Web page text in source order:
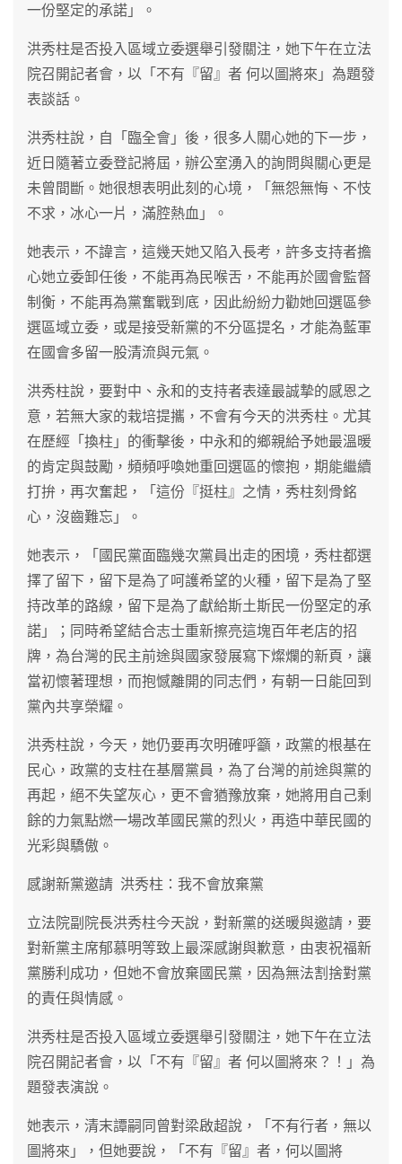
一份堅定的承諾」。
洪秀柱是否投入區域立委選舉引發關注，她下午在立法
院召開記者會，以「不有『留』者 何以圖將來」為題發
表談話。
洪秀柱說，自「臨全會」後，很多人關心她的下一步，
近日隨著立委登記將屆，辦公室湧入的詢問與關心更是
未曾間斷。她很想表明此刻的心境，「無怨無悔、不忮
不求，冰心一片，滿腔熱血」。
她表示，不諱言，這幾天她又陷入長考，許多支持者擔
心她立委卸任後，不能再為民喉舌，不能再於國會監督
制衡，不能再為黨奮戰到底，因此紛紛力勸她回選區參
選區域立委，或是接受新黨的不分區提名，才能為藍軍
在國會多留一股清流與元氣。
洪秀柱說，要對中、永和的支持者表達最誠摯的感恩之
意，若無大家的栽培提攜，不會有今天的洪秀柱。尤其
在歷經「換柱」的衝擊後，中永和的鄉親給予她最溫暖
的肯定與鼓勵，頻頻呼喚她重回選區的懷抱，期能繼續
打拚，再次奮起，「這份『挺柱』之情，秀柱刻骨銘
心，沒齒難忘」。
她表示，「國民黨面臨幾次黨員出走的困境，秀柱都選
擇了留下，留下是為了呵護希望的火種，留下是為了堅
持改革的路線，留下是為了獻給斯土斯民一份堅定的承
諾」；同時希望結合志士重新擦亮這塊百年老店的招
牌，為台灣的民主前途與國家發展寫下燦爛的新頁，讓
當初懷著理想，而抱憾離開的同志們，有朝一日能回到
黨內共享榮耀。
洪秀柱說，今天，她仍要再次明確呼籲，政黨的根基在
民心，政黨的支柱在基層黨員，為了台灣的前途與黨的
再起，絕不失望灰心，更不會猶豫放棄，她將用自己剩
餘的力氣點燃一場改革國民黨的烈火，再造中華民國的
光彩與驕傲。
感謝新黨邀請 洪秀柱：我不會放棄黨
立法院副院長洪秀柱今天說，對新黨的送暖與邀請，要
對新黨主席郁慕明等致上最深感謝與歉意，由衷祝福新
黨勝利成功，但她不會放棄國民黨，因為無法割捨對黨
的責任與情感。
洪秀柱是否投入區域立委選舉引發關注，她下午在立法
院召開記者會，以「不有『留』者 何以圖將來？！」為
題發表演說。
她表示，清末譚嗣同曾對梁啟超說，「不有行者，無以
圖將來」，但她要說，「不有『留』者，何以圖將